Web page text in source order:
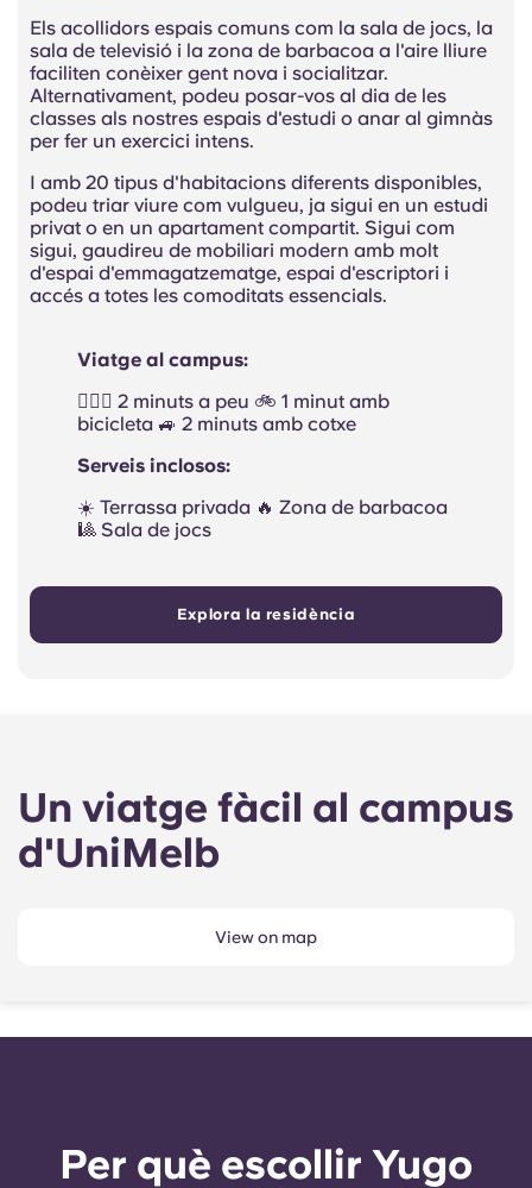
Els acollidors espais comuns com la sala de jocs, la
sala de televisió i la zona de barbacoa a l'aire lliure
faciliten conèixer gent nova i socialitzar.
Alternativament, podeu posar-vos al dia de les
classes als nostres espais d'estudi o anar al gimnàs
per fer un exercici intens.
I amb 20 tipus d'habitacions diferents disponibles,
podeu triar viure com vulgueu, ja sigui en un estudi
privat o en un apartament compartit. Sigui com
sigui, gaudireu de mobiliari modern amb molt
d'espai d'emmagatzematge, espai d'escriptori i
accés a totes les comoditats essencials.
Viatge al campus:
🚶🏻‍♂️ 2 minuts a peu 🚲 1 minut amb
bicicleta 🚙 2 minuts amb cotxe
Serveis inclosos:
☀️ Terrassa privada 🔥 Zona de barbacoa
🎱 Sala de jocs
Explora la residència
Un viatge fàcil al campus
d'UniMelb
View on map
Per què escollir Yugo